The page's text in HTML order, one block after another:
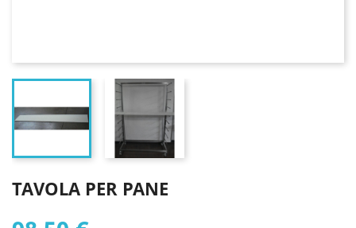
TAVOLA PER PANE